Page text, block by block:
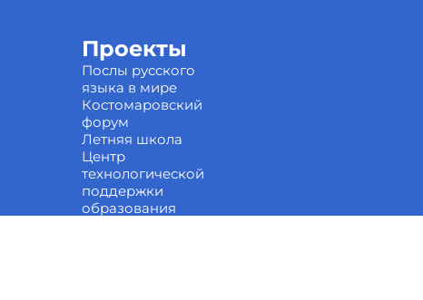
Проекты
Послы русского
языка в мире
Костомаровский
форум
Летняя школа
Центр
технологической
поддержки
образования